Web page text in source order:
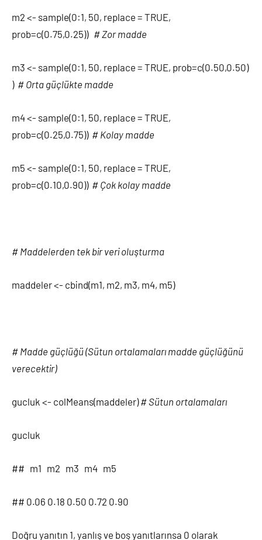
m2 <- sample(0:1, 50, replace = TRUE,
prob=c(0.75,0.25)) # Zor madde
m3 <- sample(0:1, 50, replace = TRUE, prob=c(0.50,0.50)
) # Orta güçlükte madde
m4 <- sample(0:1, 50, replace = TRUE,
prob=c(0.25,0.75)) # Kolay madde
m5 <- sample(0:1, 50, replace = TRUE,
prob=c(0.10,0.90)) # Çok kolay madde
# Maddelerden tek bir veri oluşturma
maddeler <- cbind(m1, m2, m3, m4, m5)
# Madde güçlüğü (Sütun ortalamaları madde güçlüğünü
verecektir)
gucluk <- colMeans(maddeler)# Sütun ortalamaları
gucluk
## m1 m2 m3 m4 m5
## 0.06 0.18 0.50 0.72 0.90
Doğru yanıtın 1, yanlış ve boş yanıtlarınsa 0 olarak